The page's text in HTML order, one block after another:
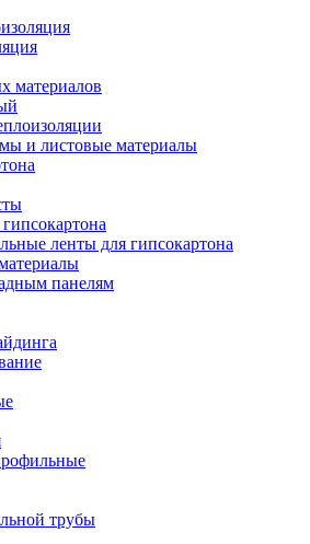
материалов
и листовые материалы
ленты для гипсокартона
панелям
трубы